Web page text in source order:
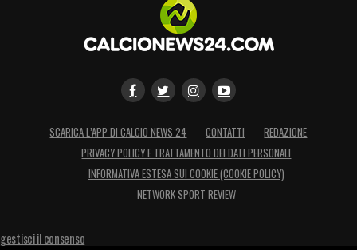
SCARICA L’APP DI CALCIO NEWS 24 CONTATTI
REDAZIONE
PRIVACY POLICY E TRATTAMENTO DEI DATI PERSONALI
INFORMATIVA ESTESA SUI COOKIE (COOKIE POLICY)
NETWORK SPORT REVIEW
gestisci il consenso